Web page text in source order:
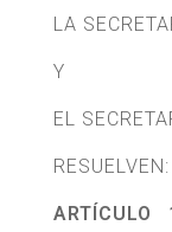
LA
Y
EL
RESUELVEN:
ARTÍCULO